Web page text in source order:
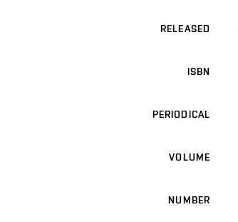
RELEASED
ISBN
PERIODICAL
VOLUME
NUMBER